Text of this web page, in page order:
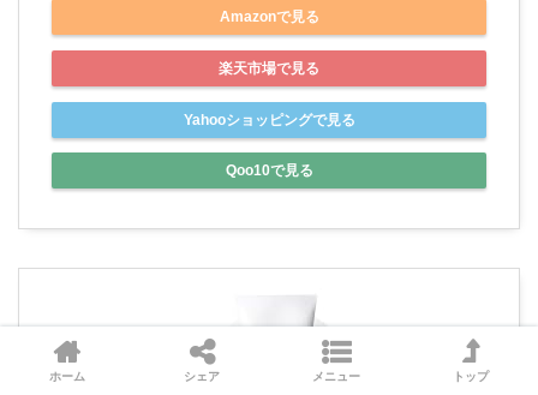
Amazonで見る
楽天市場で見る
Yahooショッピングで見る
Qoo10で見る
ホーム シェア メニュー トップ